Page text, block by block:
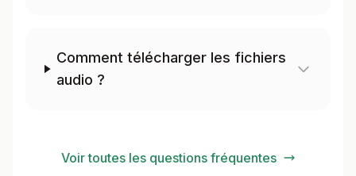
Comment télécharger les fichiers
audio ?
Voir toutes les questions fréquentes